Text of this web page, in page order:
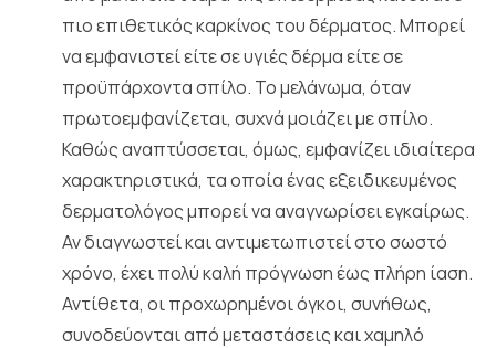
πιο επιθετικός καρκίνος του δέρματος. Μπορεί
να εμφανιστεί είτε σε υγιές δέρμα είτε σε
προϋπάρχοντα σπίλο. Το μελάνωμα, όταν
πρωτοεμφανίζεται, συχνά μοιάζει με σπίλο.
Καθώς αναπτύσσεται, όμως, εμφανίζει ιδιαίτερα
χαρακτηριστικά, τα οποία ένας εξειδικευμένος
δερματολόγος μπορεί να αναγνωρίσει εγκαίρως.
Αν διαγνωστεί και αντιμετωπιστεί στο σωστό
χρόνο, έχει πολύ καλή πρόγνωση έως πλήρη ίαση.
Αντίθετα, οι προχωρημένοι όγκοι, συνήθως,
συνοδεύονται από μεταστάσεις και χαμηλό